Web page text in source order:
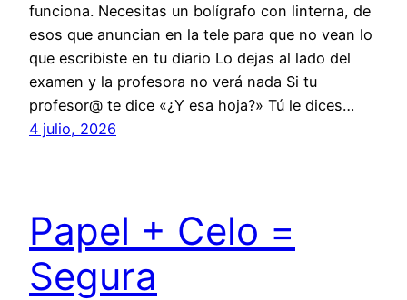
funciona. Necesitas un bolígrafo con linterna, de
esos que anuncian en la tele para que no vean lo
que escribiste en tu diario Lo dejas al lado del
examen y la profesora no verá nada Si tu
profesor@ te dice «¿Y esa hoja?» Tú le dices…
4 julio, 2026
Papel + Celo =
Segura